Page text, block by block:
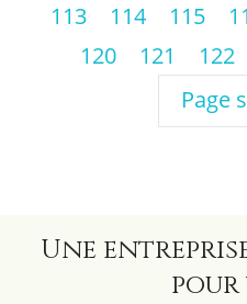
113
114 115
120
121 122
Page
Une
pour